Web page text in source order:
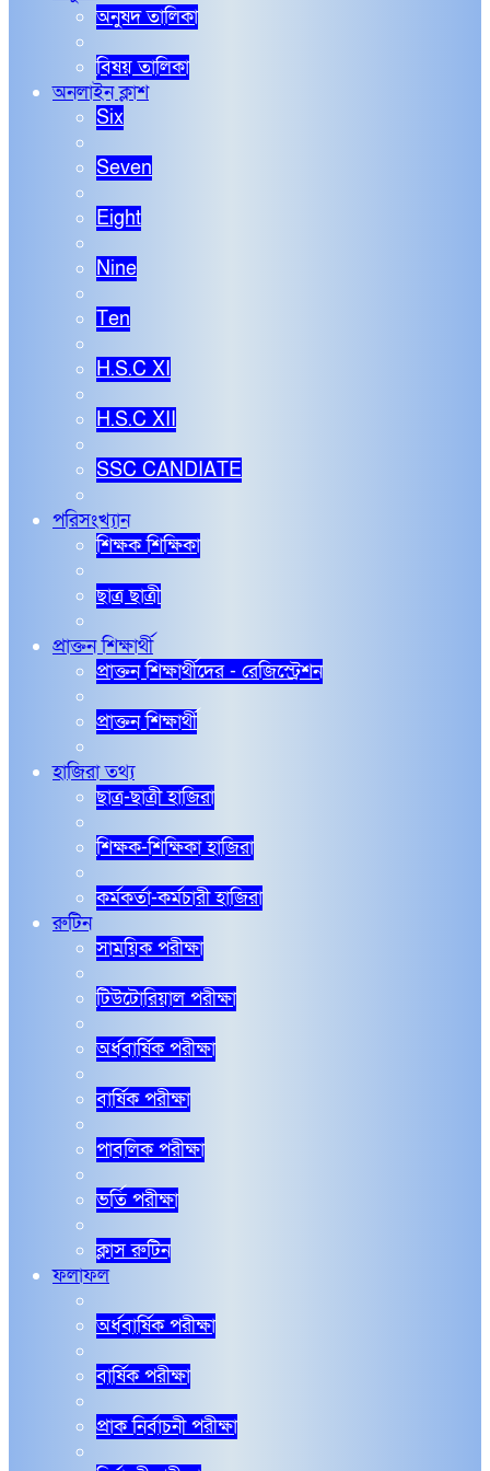
অনুষদ তালিকা
বিষয় তালিকা
অনলাইন ক্লাশ
Six
Seven
Eight
Nine
Ten
H.S.C XI
H.S.C XII
SSC CANDIATE
পরিসংখ্যান
শিক্ষক শিক্ষিকা
ছাত্র ছাত্রী
প্রাক্তন শিক্ষার্থী
প্রাক্তন শিক্ষার্থীদের - রেজিস্ট্রেশন
প্রাক্তন শিক্ষার্থী
হাজিরা তথ্য
ছাত্র-ছাত্রী হাজিরা
শিক্ষক-শিক্ষিকা হাজিরা
কর্মকর্তা-কর্মচারী হাজিরা
রুটিন
সাময়িক পরীক্ষা
টিউটোরিয়াল পরীক্ষা
অর্ধবার্ষিক পরীক্ষা
বার্ষিক পরীক্ষা
পাবলিক পরীক্ষা
ভর্তি পরীক্ষা
ক্লাস রুটিন
ফলাফল
অর্ধবার্ষিক পরীক্ষা
বার্ষিক পরীক্ষা
প্রাক নির্বাচনী পরীক্ষা